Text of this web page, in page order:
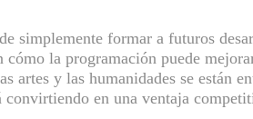
simplemente formar a futuros
la programación puede
y las humanidades se están
en una ventaja